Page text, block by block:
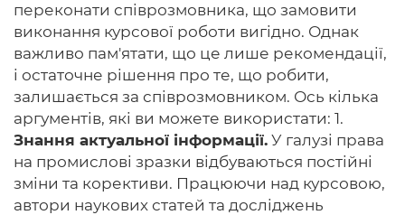
переконати співрозмовника, що замовити
виконання курсової роботи вигідно. Однак
важливо пам'ятати, що це лише рекомендації,
і остаточне рішення про те, що робити,
залишається за співрозмовником. Ось кілька
аргументів, які ви можете використати: 1.
Знання актуальної інформації. У галузі права
на промислові зразки відбуваються постійні
зміни та корективи. Працюючи над курсовою,
автори наукових статей та досліджень